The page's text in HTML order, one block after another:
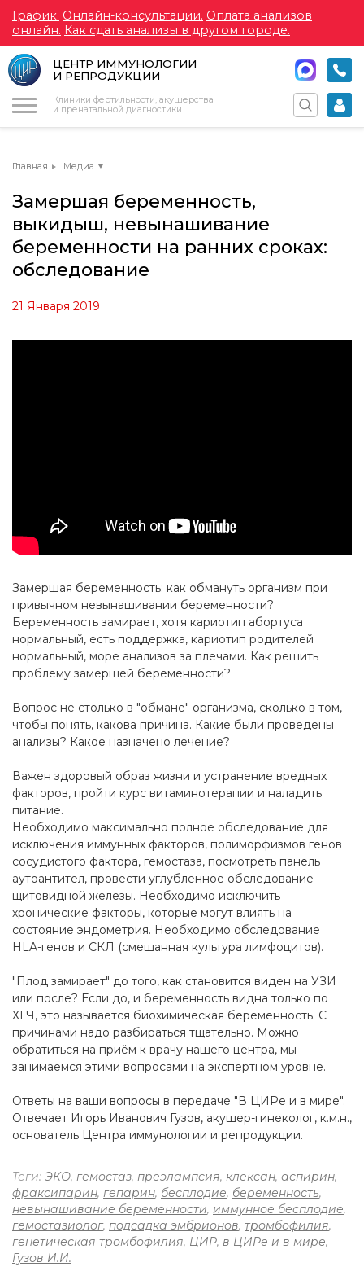
График. Онлайн-консультации. Оплата анализов
онлайн. Как сдать анализы в другом городе.
ЦЕНТР ИММУНОЛОГИИ
И РЕПРОДУКЦИИ
Клиники фертильности, акушерства
и пренатальной диагностики
Главная Медиа
Замершая беременность,
выкидыш, невынашивание
беременности на ранних сроках:
обследование
21 Января 2019
Замершая беременность: как обмануть организм при
привычном невынашивании беременности?
Беременность замирает, хотя кариотип абортуса
нормальный, есть поддержка, кариотип родителей
нормальный, море анализов за плечами. Как решить
проблему замершей беременности?
Вопрос не столько в "обмане" организма, сколько в том,
чтобы понять, какова причина. Какие были проведены
анализы? Какое назначено лечение?
Важен здоровый образ жизни и устранение вредных
факторов, пройти курс витаминотерапии и наладить
питание.
Необходимо максимально полное обследование для
исключения иммунных факторов, полиморфизмов генов
сосудистого фактора, гемостаза, посмотреть панель
аутоантител, провести углубленное обследование
щитовидной железы. Необходимо исключить
хронические факторы, которые могут влиять на
состояние эндометрия. Необходимо обследование
HLA-генов и СКЛ (смешанная культура лимфоцитов).
"Плод замирает" до того, как становится виден на УЗИ
или после? Если до, и беременность видна только по
ХГЧ, это называется биохимическая беременность. С
причинами надо разбираться тщательно. Можно
обратиться на приём к врачу нашего центра, мы
занимаемся этими вопросами на экспертном уровне.
Ответы на ваши вопросы в передаче "В ЦИРе и в мире".
Отвечает Игорь Иванович Гузов, акушер-гинеколог, к.м.н.,
основатель Центра иммунологии и репродукции.
Теги: ЭКО, гемостаз, преэлампсия, клексан, аспирин,
фраксипарин, гепарин, бесплодие, беременность,
невынашивание беременности, иммунное бесплодие,
гемостазиолог, подсадка эмбрионов, тромбофилия,
генетическая тромбофилия, ЦИР, в ЦИРе и в мире,
Гузов И.И.